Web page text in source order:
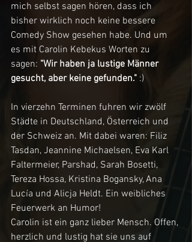
mich selbst sagen hören, dass ich
bisher wirklich noch keine bessere
Comedy Show gesehen habe. Und um
es mit Carolin Kebekus Worten zu
sagen: "Wir haben ja lustige Männer
gesucht, aber keine gefunden." :)
In vierzehn Terminen fuhren wir zwölf
Städte in Deutschland, Österreich und
der Schweiz an. Mit dabei waren: Filiz
Tasdan, Jeannine Michaelsen, Eva Karl
Faltermeier, Parshad, Sarah Bosetti,
Tereza Hossa, Kristina Bogansky, Ana
Lucía und Alicja Heldt. Ein weibliches
Feuerwerk an Humor!
Carolin ist ein ganz lieber Mensch. Offen,
herzlich und lustig hat sie uns auf